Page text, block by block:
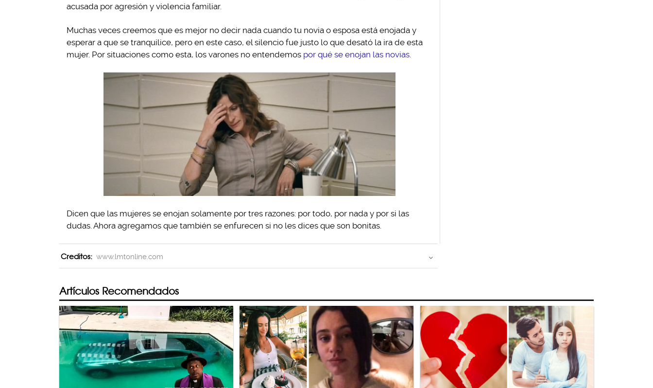
acusada por agresión y violencia familiar.
Muchas veces creemos que es mejor no decir nada cuando tu novia o esposa está enojada y
esperar a que se tranquilice, pero en este caso, el silencio fue justo lo que desató la ira de esta
mujer. Por situaciones como esta, los varones no entendemos por qué se enojan las novias
Dicen que las mujeres se enojan solamente por tres razones: por todo, por nada y por si las
dudas. Ahora agregamos que también se enfurecen si no les dices que son bonitas.
Creditos: www.lmtonline.com
Artículos Recomendados